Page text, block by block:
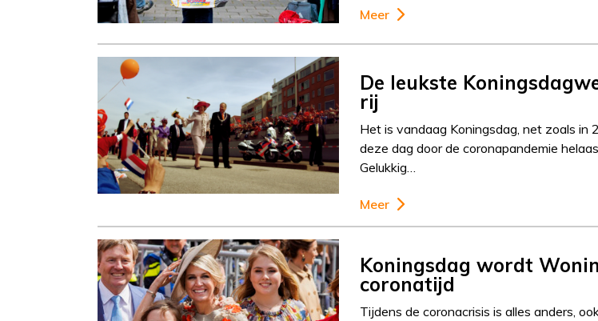
Meer
De leukste
rij
Het is vandaag Koningsdag, net zoals in
deze dag door de coronapandemie
Gelukkig…
Meer
Koningsdag wordt
coronatijd
Tijdens de coronacrisis is alles anders,